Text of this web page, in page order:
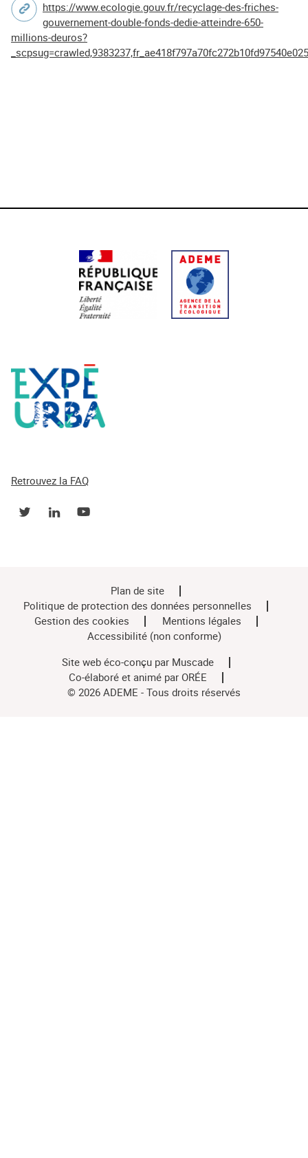
https://www.ecologie.gouv.fr/recyclage-des-friches-
gouvernement-double-fonds-dedie-atteindre-650-
millions-deuros?
Retrouvez la FAQ
Plan de site
Politique de protection des données personnelles
Gestion des cookies
Mentions légales
Accessibilité (non conforme)
Site web éco-conçu par Muscade
Co-élaboré et animé par ORÉE
© 2026 ADEME - Tous droits réservés